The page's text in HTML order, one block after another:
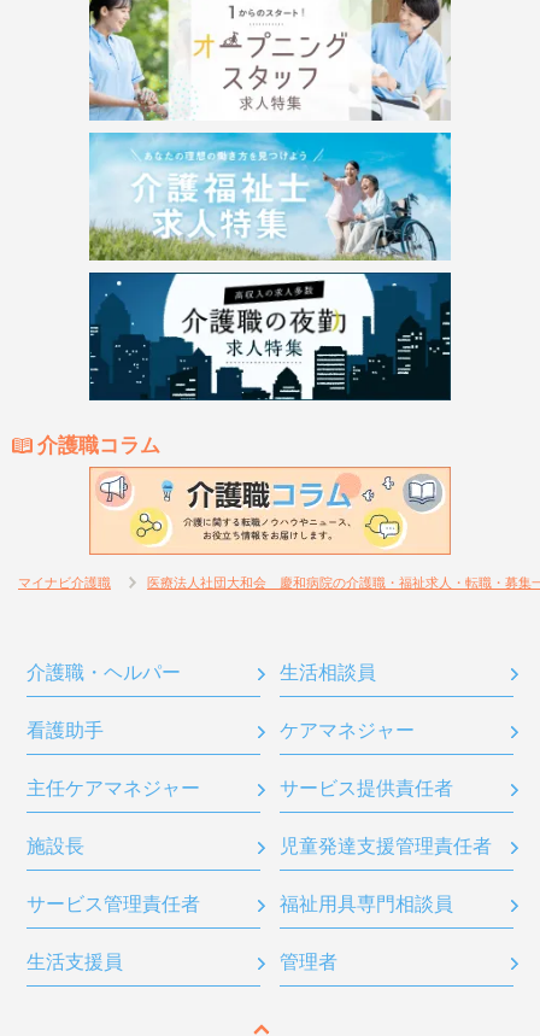
介護職コラム
マイナビ介護職 医療法人社団大和会 慶和病院の介護職・福祉求人・転職・募集
介護職・ヘルパー 生活相談員
看護助手 ケアマネジャー
主任ケアマネジャー サービス提供責任者
施設長 児童発達支援管理責任者
サービス管理責任者 福祉用具専門相談員
生活支援員 管理者